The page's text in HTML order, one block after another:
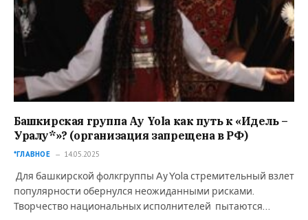
Башкирская группа Ay Yola как путь к «Идель –
Уралу*»? (организация запрещена в РФ)
*ГЛАВНОЕ 14.05.2025
Для башкирской фолкгруппы Ay Yola стремительный взлет
популярности обернулся неожиданными рисками.
Творчество национальных исполнителей пытаются…